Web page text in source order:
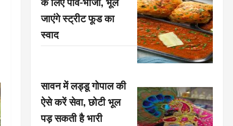
जाएंगे स्ट्रीट फूड का
स्वाद
सावन में लड्डू गोपाल की
ऐसे करें सेवा, छोटी भूल
पड़ सकती है भारी